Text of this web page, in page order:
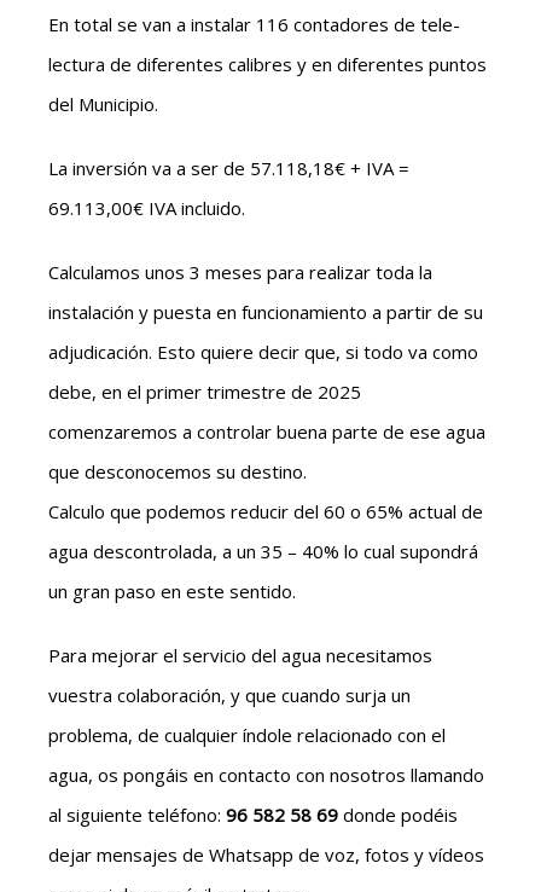
En total se van a instalar 116 contadores de tele-
lectura de diferentes calibres y en diferentes puntos
del Municipio.
La inversión va a ser de 57.118,18€ + IVA =
69.113,00€ IVA incluido.
Calculamos unos 3 meses para realizar toda la
instalación y puesta en funcionamiento a partir de su
adjudicación. Esto quiere decir que, si todo va como
debe, en el primer trimestre de 2025
comenzaremos a controlar buena parte de ese agua
que desconocemos su destino.
Calculo que podemos reducir del 60 o 65% actual de
agua descontrolada, a un 35 – 40% lo cual supondrá
un gran paso en este sentido.
Para mejorar el servicio del agua necesitamos
vuestra colaboración, y que cuando surja un
problema, de cualquier índole relacionado con el
agua, os pongáis en contacto con nosotros llamando
al siguiente teléfono: 96 582 58 69 donde podéis
dejar mensajes de Whatsapp de voz, fotos y vídeos